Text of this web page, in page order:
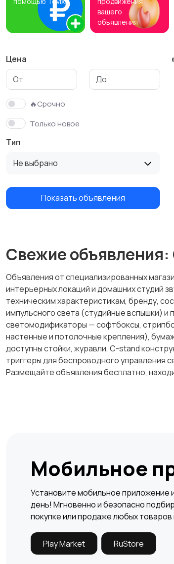
вашего
объявления
Цена
🔥Срочно
Только новое
Тип
Не выбрано
Показать объявления
Свежие объявления:
Объявления от специализированных
интерьерных локаций и домашних студий
техническим характеристикам, бренду,
импульсного света (студийные вспышки) и
светомодификаторы — софтбоксы,
настенные и потолочные крепления),
доступны стойки, журавли, C-stand
триггеры для беспроводного управления
Размещайте объявления бесплатно,
Мобильное
Установите мобильное приложение
день! Мгновенно и безопасно
покупке или продаже любых
Play Market RuStore